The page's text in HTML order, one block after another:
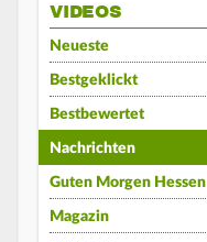
VIDEOS
Neueste
Bestgeklickt
Bestbewertet
Nachrichten
Guten Morgen Hessen
Magazin